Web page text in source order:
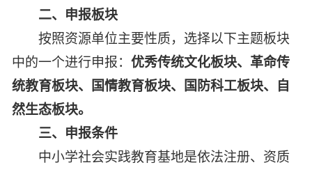
二、申报板块
按照资源单位主要性质，选择以下主题板块
中的一个进行申报： 优秀传统文化板块、革命传
统教育板块、国情教育板块、国防科工板块、自
然生态板块。
三、申报条件
中小学社会实践教育基地是依法注册、资质